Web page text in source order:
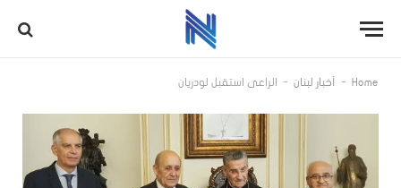
Home
- أخبار لبنان - الراعي استقبل لودريان